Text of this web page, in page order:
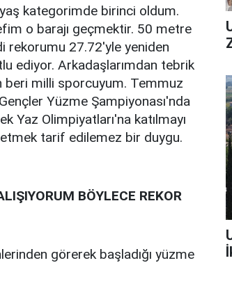
kategorimde birinci oldum.
o barajı geçmektir. 50 metre
rekorumu 27.72'yle yeniden
ediyor. Arkadaşlarımdan tebrik
beri milli sporcuyum. Temmuz
Yüzme Şampiyonası'nda
Yaz Olimpiyatları'na katılmayı
tarif edilemez bir duygu.
BÖYLECE REKOR
görerek başladığı yüzme